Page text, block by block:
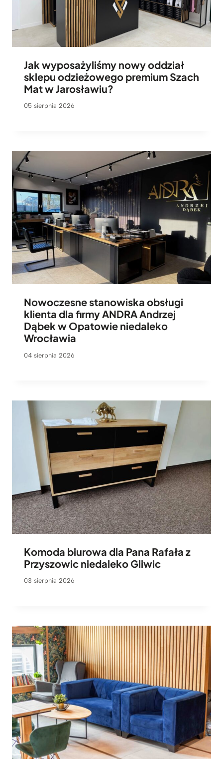
Jak wyposażyliśmy nowy oddział
sklepu odzieżowego premium Szach
Mat w Jarosławiu?
05 sierpnia 2026
Nowoczesne stanowiska obsługi
klienta dla firmy ANDRA Andrzej
Dąbek w Opatowie niedaleko
Wrocławia
04 sierpnia 2026
Komoda biurowa dla Pana Rafała z
Przyszowic niedaleko Gliwic
03 sierpnia 2026